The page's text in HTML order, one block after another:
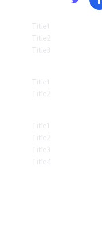
Title1
Title2
Title3
Title1
Title2
Title1
Title2
Title3
Title4